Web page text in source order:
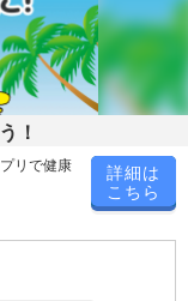
（※必ずご確認くだ
での情報となります。
！
リで健康
詳細は
こちら